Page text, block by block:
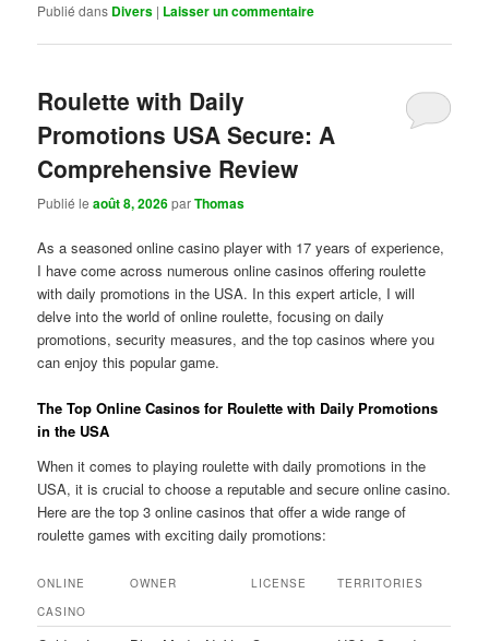
Publié dans Divers | Laisser un commentaire
Roulette with Daily
Promotions USA Secure: A
Comprehensive Review
Publié leaoût 8, 2026parThomas
As a seasoned online casino player with 17 years of experience,
I have come across numerous online casinos offering roulette
with daily promotions in the USA. In this expert article, I will
delve into the world of online roulette, focusing on daily
promotions, security measures, and the top casinos where you
can enjoy this popular game.
The Top Online Casinos for Roulette with Daily Promotions
in the USA
When it comes to playing roulette with daily promotions in the
USA, it is crucial to choose a reputable and secure online casino.
Here are the top 3 online casinos that offer a wide range of
roulette games with exciting daily promotions:
ONLINE
CASINO
OWNER LICENSE TERRITORIES